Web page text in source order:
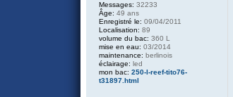
Messages: 32233
Âge: 49 ans
Enregistré le: 09/04/2011
Localisation: 89
volume du bac: 360 L
mise en eau: 03/2014
maintenance: berlinois
éclairage: led
mon bac: 250-l-reef-tito76-
t31897.html